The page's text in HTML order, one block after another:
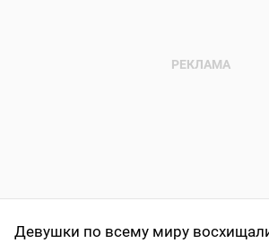
Девушки по всему миру